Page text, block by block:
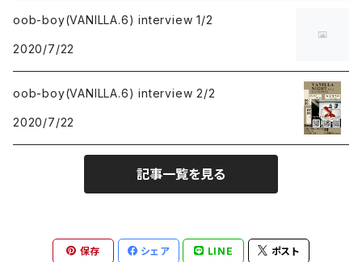
shoegazer
electronica
shoegazer
Post Rock
oob-boy(VANILLA.6) interview 1/2
2020/7/22
oob-boy(VANILLA.6) interview 2/2
2020/7/22
記事一覧を見る
保存 シェア LINE ポスト